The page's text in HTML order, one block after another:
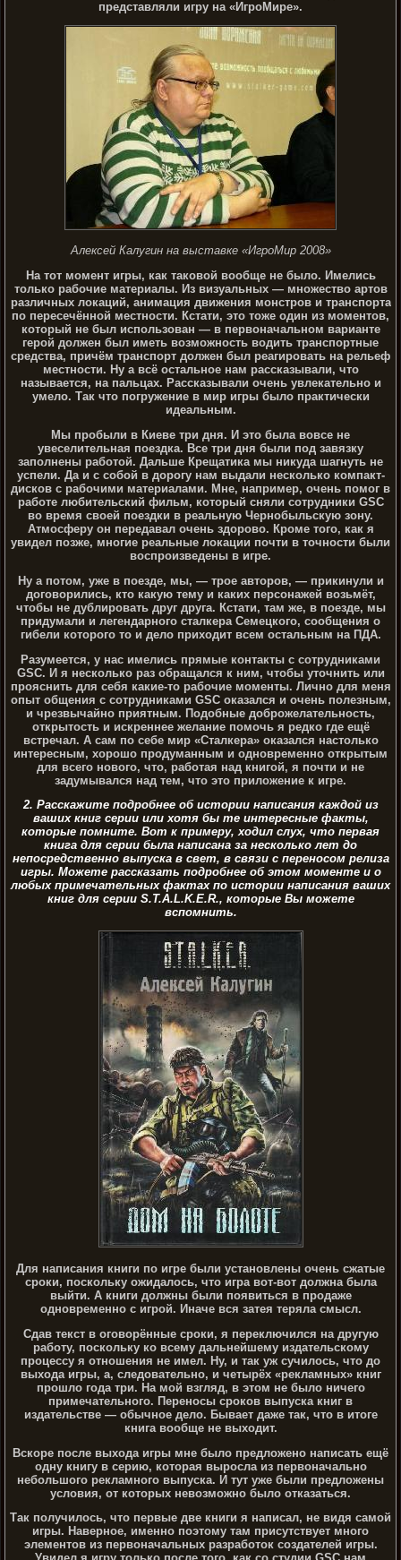
представляли игру на «ИгроМире».
Алексей Калугин на выставке «ИгроМир 2008»
На тот момент игры, как таковой вообще не было. Имелись
только рабочие материалы. Из визуальных — множество артов
различных локаций, анимация движения монстров и транспорта
по пересечённой местности. Кстати, это тоже один из моментов,
который не был использован — в первоначальном варианте
герой должен был иметь возможность водить транспортные
средства, причём транспорт должен был реагировать на рельеф
местности. Ну а всё остальное нам рассказывали, что
называется, на пальцах. Рассказывали очень увлекательно и
умело. Так что погружение в мир игры было практически
идеальным.
Мы пробыли в Киеве три дня. И это была вовсе не
увеселительная поездка. Все три дня были под завязку
заполнены работой. Дальше Крещатика мы никуда шагнуть не
успели. Да и с собой в дорогу нам выдали несколько компакт-
дисков с рабочими материалами. Мне, например, очень помог в
работе любительский фильм, который сняли сотрудники GSC
во время своей поездки в реальную Чернобыльскую зону.
Атмосферу он передавал очень здорово. Кроме того, как я
увидел позже, многие реальные локации почти в точности были
воспроизведены в игре.
Ну а потом, уже в поезде, мы, — трое авторов, — прикинули и
договорились, кто какую тему и каких персонажей возьмёт,
чтобы не дублировать друг друга. Кстати, там же, в поезде, мы
придумали и легендарного сталкера Семецкого, сообщения о
гибели которого то и дело приходит всем остальным на ПДА.
Разумеется, у нас имелись прямые контакты с сотрудниками
GSC. И я несколько раз обращался к ним, чтобы уточнить или
прояснить для себя какие-то рабочие моменты. Лично для меня
опыт общения с сотрудниками GSC оказался и очень полезным,
и чрезвычайно приятным. Подобные доброжелательность,
открытость и искреннее желание помочь я редко где ещё
встречал. А сам по себе мир «Сталкера» оказался настолько
интересным, хорошо продуманным и одновременно открытым
для всего нового, что, работая над книгой, я почти и не
задумывался над тем, что это приложение к игре.
2. Расскажите подробнее об истории написания каждой из
ваших книг серии или хотя бы те интересные факты,
которые помните. Вот к примеру, ходил слух, что первая
книга для серии была написана за несколько лет до
непосредственно выпуска в свет, в связи с переносом релиза
игры. Можете рассказать подробнее об этом моменте и о
любых примечательных фактах по истории написания ваших
книг для серии S.T.A.L.K.E.R., которые Вы можете
вспомнить.
Для написания книги по игре были установлены очень сжатые
сроки, поскольку ожидалось, что игра вот-вот должна была
выйти. А книги должны были появиться в продаже
одновременно с игрой. Иначе вся затея теряла смысл.
Сдав текст в оговорённые сроки, я переключился на другую
работу, поскольку ко всему дальнейшему издательскому
процессу я отношения не имел. Ну, и так уж сучилось, что до
выхода игры, а, следовательно, и четырёх «рекламных» книг
прошло года три. На мой взгляд, в этом не было ничего
примечательного. Переносы сроков выпуска книг в
издательстве — обычное дело. Бывает даже так, что в итоге
книга вообще не выходит.
Вскоре после выхода игры мне было предложено написать ещё
одну книгу в серию, которая выросла из первоначально
небольшого рекламного выпуска. И тут уже были предложены
условия, от которых невозможно было отказаться.
Так получилось, что первые две книги я написал, не видя самой
игры. Наверное, именно поэтому там присутствует много
элементов из первоначальных разработок создателей игры.